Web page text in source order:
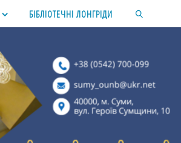
БІБЛІОТЕЧНІ ЛОНГРІДИ